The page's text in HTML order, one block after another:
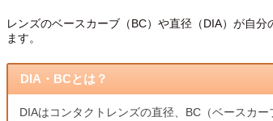
レンズのベースカーブ（BC）や直径（DIA）が自
ます。
DIA・BCとは？
DIAはコンタクトレンズの直径、BC（ベースカ